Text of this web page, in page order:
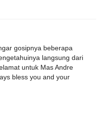
gosipnya beberapa
langsung dari
untuk Mas Andre
bless you and your